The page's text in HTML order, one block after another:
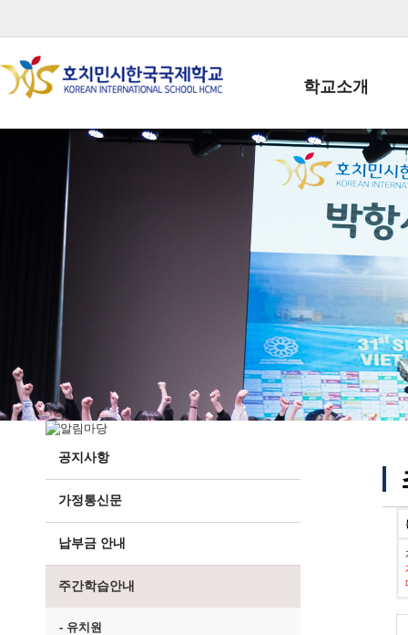
학교소개
학교장인사말
학생회장인사말
학교상징
학교 CI
교직원현황
학생현황
위치/전화
전경사진
공지사항
가정통신문
납부금 안내
주간학습안내
- 유치원